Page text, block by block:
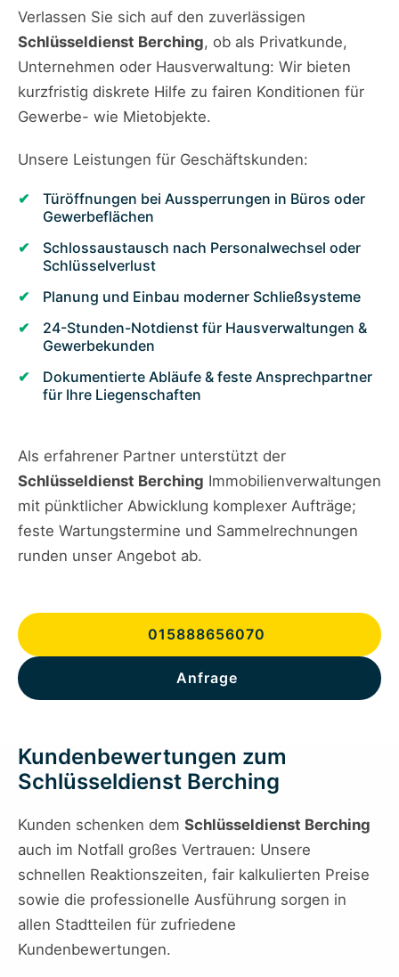
Verlassen Sie sich auf den zuverlässigen
Schlüsseldienst Berching, ob als Privatkunde,
Unternehmen oder Hausverwaltung: Wir bieten
kurzfristig diskrete Hilfe zu fairen Konditionen für
Gewerbe- wie Mietobjekte.
Unsere Leistungen für Geschäftskunden:
Türöffnungen bei Aussperrungen in Büros oder
Gewerbeflächen
Schlossaustausch nach Personalwechsel oder
Schlüsselverlust
Planung und Einbau moderner Schließsysteme
24-Stunden-Notdienst für Hausverwaltungen &
Gewerbekunden
Dokumentierte Abläufe & feste Ansprechpartner
für Ihre Liegenschaften
Als erfahrener Partner unterstützt der
Schlüsseldienst Berching Immobilienverwaltungen
mit pünktlicher Abwicklung komplexer Aufträge;
feste Wartungstermine und Sammelrechnungen
runden unser Angebot ab.
015888656070
Anfrage
Kundenbewertungen zum
Schlüsseldienst Berching
Kunden schenken dem Schlüsseldienst Berching
auch im Notfall großes Vertrauen: Unsere
schnellen Reaktionszeiten, fair kalkulierten Preise
sowie die professionelle Ausführung sorgen in
allen Stadtteilen für zufriedene
Kundenbewertungen.